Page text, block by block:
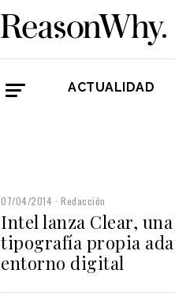
ACTUALIDAD
07/04/2014 Redacción
Intel lanza Clear, una
tipografía propia
entorno digital